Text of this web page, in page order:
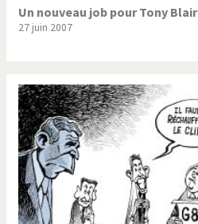
Un nouveau job pour Tony Blair
27 juin 2007